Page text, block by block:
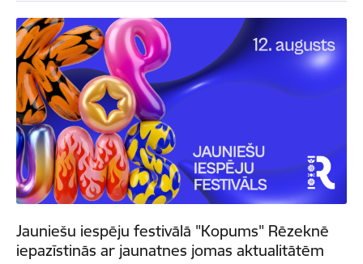
Jauniešu iespēju festivālā "Kopums" Rēzeknē
iepazīstinās ar jaunatnes jomas aktualitātēm